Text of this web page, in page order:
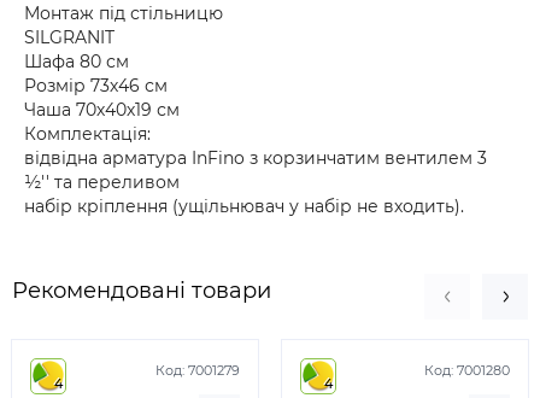
Монтаж під стільницю
SILGRANIT
Шафа 80 см
Розмір 73х46 см
Чаша 70х40х19 см
Комплектація:
відвідна арматура InFino з корзинчатим вентилем 3
½'' та переливом
набір кріплення (ущільнювач у набір не входить).
Рекомендовані товари
Код: 7001279
4
Код: 7001280
4